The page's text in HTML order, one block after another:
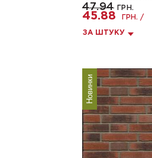
47.94 ГРН.
45.88 ГРН. /
ЗА ШТУКУ
Новинки